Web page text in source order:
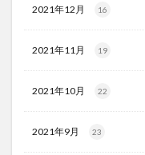
2021年12月 16
2021年11月 19
2021年10月 22
2021年9月 23